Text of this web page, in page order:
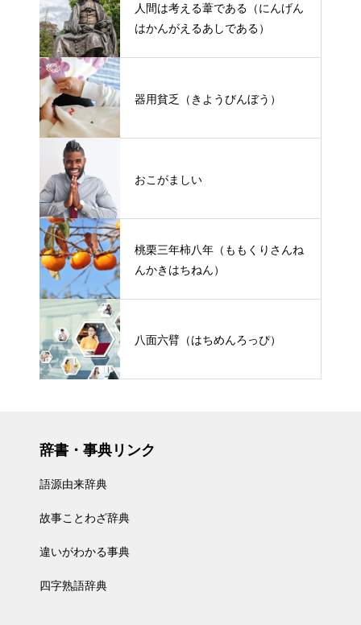
人間は考える葦である（にんげん
はかんがえるあしである）
器用貧乏（きようびんぼう）
おこがましい
桃栗三年柿八年（ももくりさんね
んかきはちねん）
八面六臂（はちめんろっぴ）
辞書・事典リンク
語源由来辞典
故事ことわざ辞典
違いがわかる事典
四字熟語辞典